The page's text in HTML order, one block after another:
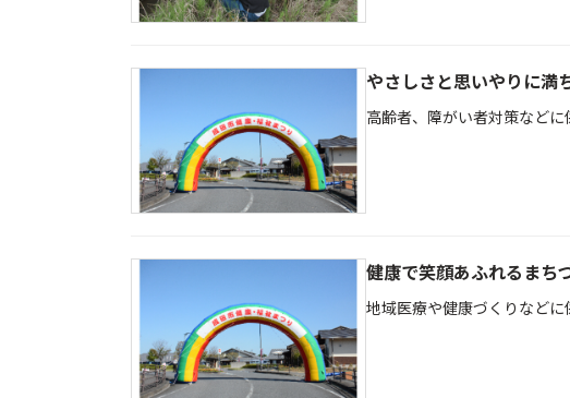
やさしさと思いやりに満
高齢者、障がい者対策などに
健康で笑顔あふれるまち
地域医療や健康づくりなどに